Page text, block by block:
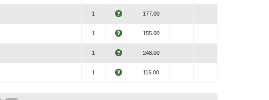
1 177.00
1 155.00
1 248.00
1 116.00